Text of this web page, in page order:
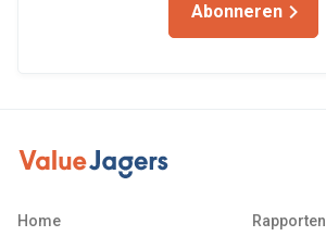
Abonneren
Home
Rapporten